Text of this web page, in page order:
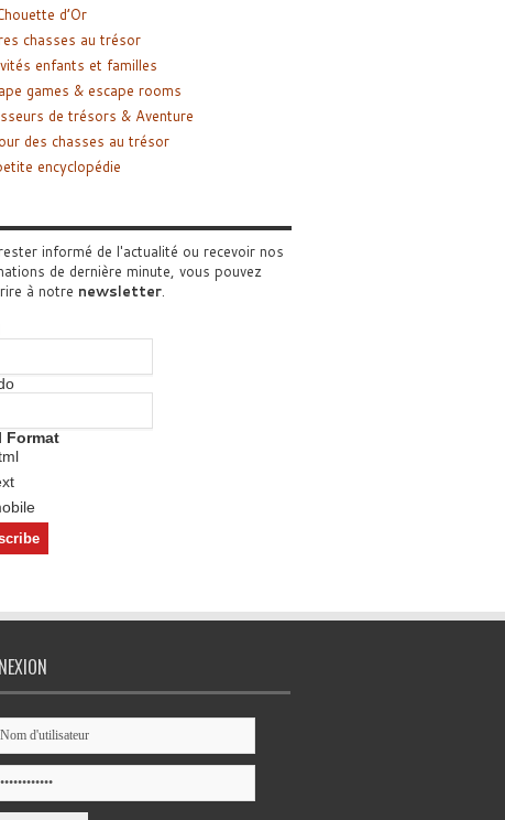
d’Or
chasses au trésor
enfants et familles
games & escape rooms
de trésors & Aventure
des chasses au trésor
encyclopédie
informé de l'actualité ou recevoir nos
de dernière minute, vous pouvez
à notre newsletter.
Format